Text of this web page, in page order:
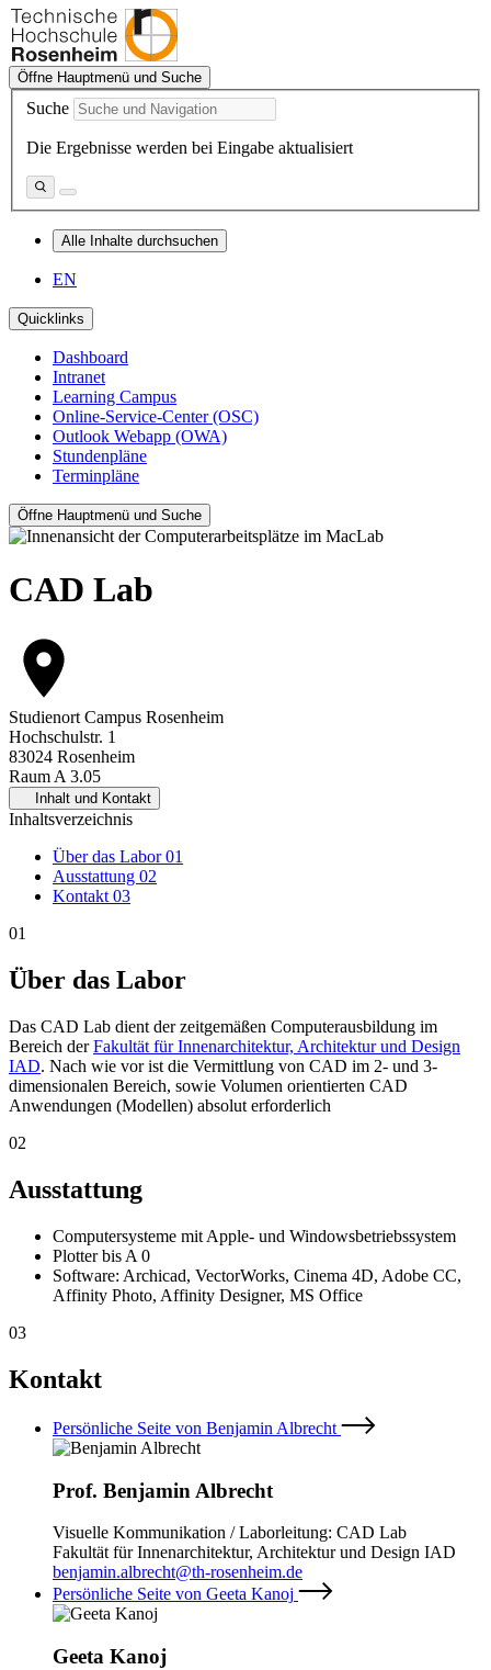
Öffne Hauptmenü und Suche
Suche
Die Ergebnisse werden bei Eingabe aktualisiert
Alle Inhalte durchsuchen
EN
Quicklinks
Dashboard
Intranet
Learning Campus
Online-Service-Center (OSC)
Outlook Webapp (OWA)
Stundenpläne
Terminpläne
Öffne Hauptmenü und Suche
CAD Lab
StudienortCampus Rosenheim
Hochschulstr. 1
83024 Rosenheim
Raum A 3.05
Inhalt und Kontakt
Inhaltsverzeichnis
Über das Labor01
Ausstattung 02
Kontakt03
01
Über das Labor
Das CAD Lab dient der zeitgemäßen Computerausbildung im
Bereich derFakultät für Innenarchitektur, Architektur und Design
IAD. Nach wie vor ist die Vermittlung von CAD im 2- und 3-
dimensionalen Bereich, sowie Volumen orientierten CAD
Anwendungen (Modellen) absolut erforderlich
02
Ausstattung
Computersysteme mit Apple- und Windowsbetriebssystem
Plotter bis A 0
Software: Archicad, VectorWorks, Cinema 4D, Adobe CC,
Affinity Photo, Affinity Designer, MS Office
03
Kontakt
Persönliche Seite von Benjamin Albrecht
Prof. Benjamin Albrecht
Visuelle Kommunikation / Laborleitung: CAD Lab
Fakultät für Innenarchitektur, Architektur und Design IAD
benjamin.albrecht@th-rosenheim.de
Persönliche Seite von Geeta Kanoj
Geeta Kanoj